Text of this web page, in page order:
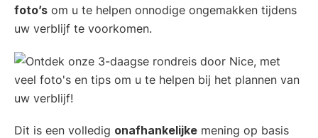
foto’s om u te helpen onnodige ongemakken tijdens
uw verblijf te voorkomen.
Dit is een volledig onafhankelijke mening op basis